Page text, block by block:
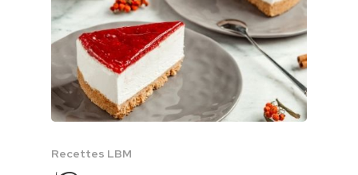
Recettes LBM